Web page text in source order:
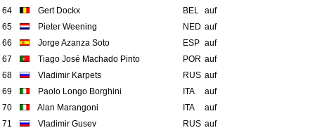
64
Gert Dockx BEL auf
65
Pieter Weening NED auf
66
Jorge Azanza Soto ESP auf
67
Tiago José Machado Pinto POR auf
68
Vladimir Karpets RUS auf
69
Paolo Longo Borghini ITA
auf
70
Alan Marangoni ITA
auf
71
Vladimir Gusev RUS auf